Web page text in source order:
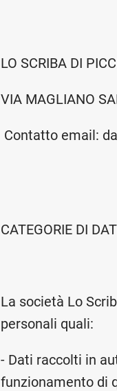
LO SCRIBA DI
VIA MAGLIANO
Contatto email:
CATEGORIE DI
La società Lo
personali quali:
- Dati raccolti in
funzionamento di